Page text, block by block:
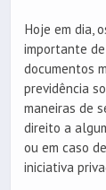
Hoje em dia,
importante
documentos
previdência
maneiras de
direito a
ou em caso
iniciativa